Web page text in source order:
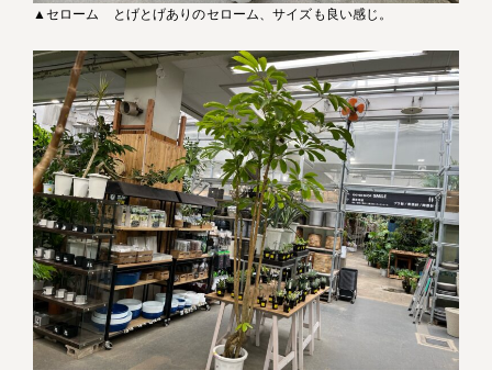
▲セローム とげとげありのセローム、サイズも良い感じ。